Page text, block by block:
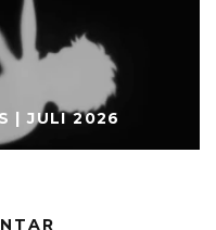
| JULI 2026